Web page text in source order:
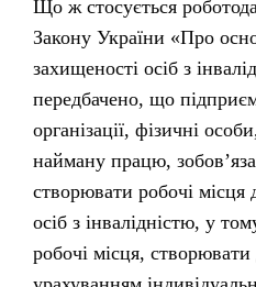
Що ж стосується
Закону України «Про
захищеності осіб з
передбачено, що
організації, фізичні
найману працю,
створювати робочі
осіб з інвалідністю, у
робочі місця,